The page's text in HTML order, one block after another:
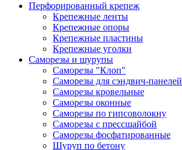
Перфорированный крепеж
Крепежные ленты
Крепежные опоры
Крепежные пластины
Крепежные уголки
Саморезы и шурупы
Саморезы "Клоп"
Саморезы для сэндвич-панелей
Саморезы кровельные
Саморезы оконные
Саморезы по гипсоволокну
Саморезы с прессшайбой
Саморезы фосфатированные
Шуруп по бетону